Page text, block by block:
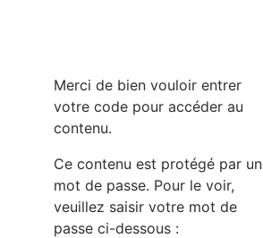
Merci de bien vouloir entrer
votre code pour accéder au
contenu.
Ce contenu est protégé par un
mot de passe. Pour le voir,
veuillez saisir votre mot de
passe ci-dessous :